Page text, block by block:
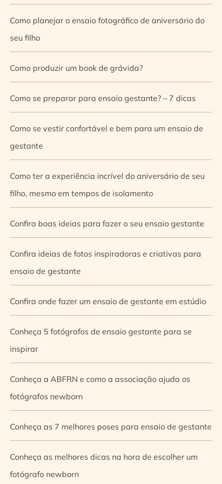
Como planejar o ensaio fotográfico de aniversário do
seu filho
Como produzir um book de grávida?
Como se preparar para ensaio gestante? – 7 dicas
Como se vestir confortável e bem para um ensaio de
gestante
Como ter a experiência incrível do aniversário de seu
filho, mesmo em tempos de isolamento
Confira boas ideias para fazer o seu ensaio gestante
Confira ideias de fotos inspiradoras e criativas para
ensaio de gestante
Confira onde fazer um ensaio de gestante em estúdio
Conheça 5 fotógrafos de ensaio gestante para se
inspirar
Conheça a ABFRN e como a associação ajuda os
fotógrafos newborn
Conheça as 7 melhores poses para ensaio de gestante
Conheça as melhores dicas na hora de escolher um
fotógrafo newborn